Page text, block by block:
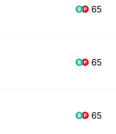
65
65
65